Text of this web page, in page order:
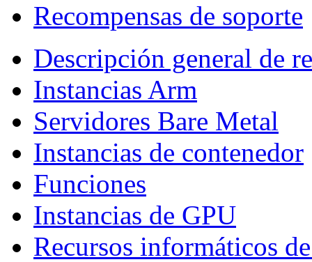
Recompensas de soporte
Descripción general de
Instancias Arm
Servidores Bare Metal
Instancias de contenedor
Funciones
Instancias de GPU
Recursos informáticos